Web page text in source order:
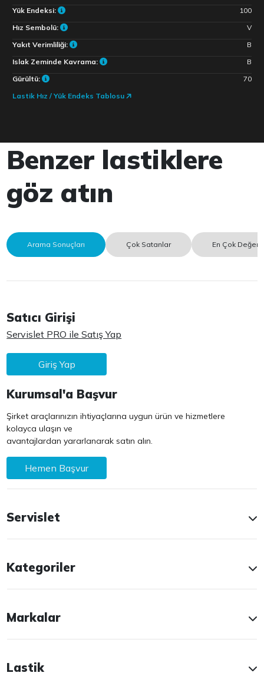
Yük Endeksi:
100
Hız Sembolü:
V
Yakıt Verimliliği:
B
Islak Zeminde Kavrama:
B
Gürültü:
70
Lastik Hız / Yük Endeks Tablosu
Benzer lastiklere
göz atın
Arama Sonuçları Çok Satanlar En Çok
Satıcı Girişi
Servislet PRO ile Satış Yap
Giriş Yap
Kurumsal'a Başvur
Şirket araçlarınızın ihtiyaçlarına uygun ürün ve hizmetlere
kolayca ulaşın ve
avantajlardan yararlanarak satın alın.
Hemen Başvur
Servislet
Kategoriler
Markalar
Lastik